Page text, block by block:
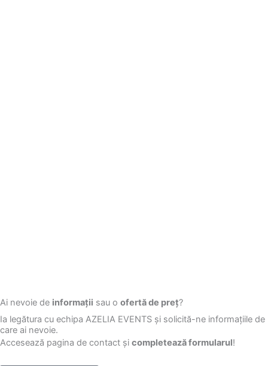
Ai nevoie de informații sau o ofertă de preț?
Ia legătura cu echipa AZELIA EVENTS și solicită-ne informațiile de
care ai nevoie.
Accesează pagina de contact și completează formularul!